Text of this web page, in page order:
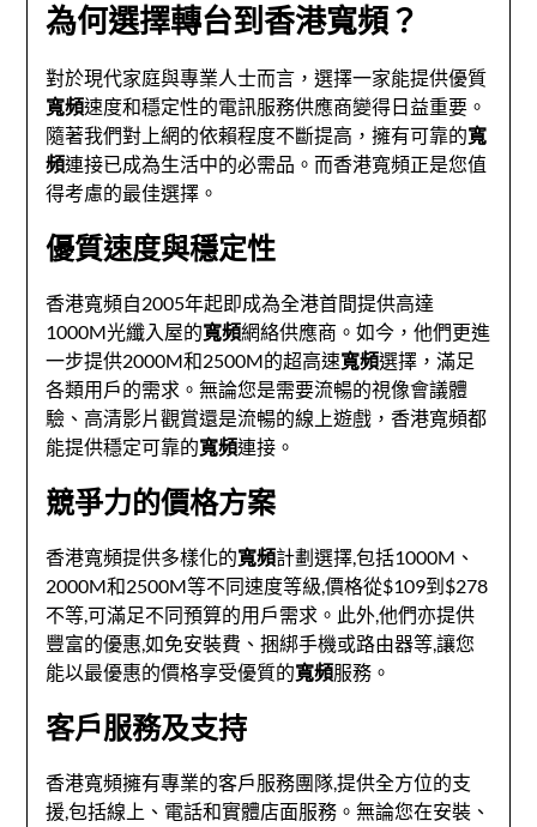
為何選擇轉台到香港寬頻？
對於現代家庭與專業人士而言，選擇一家能提供優質
寬頻速度和穩定性的電訊服務供應商變得日益重要。
隨著我們對上網的依賴程度不斷提高，擁有可靠的寬
頻連接已成為生活中的必需品。而香港寬頻正是您值
得考慮的最佳選擇。
優質速度與穩定性
香港寬頻自2005年起即成為全港首間提供高達
1000M光纖入屋的寬頻網絡供應商。如今，他們更進
一步提供2000M和2500M的超高速寬頻選擇，滿足
各類用戶的需求。無論您是需要流暢的視像會議體
驗、高清影片觀賞還是流暢的線上遊戲，香港寬頻都
能提供穩定可靠的寬頻連接。
競爭力的價格方案
香港寬頻提供多樣化的寬頻計劃選擇,包括1000M、
2000M和2500M等不同速度等級,價格從$109到$278
不等,可滿足不同預算的用戶需求。此外,他們亦提供
豐富的優惠,如免安裝費、捆綁手機或路由器等,讓您
能以最優惠的價格享受優質的寬頻服務。
客戶服務及支持
香港寬頻擁有專業的客戶服務團隊,提供全方位的支
援,包括線上、電話和實體店面服務。無論您在安裝、